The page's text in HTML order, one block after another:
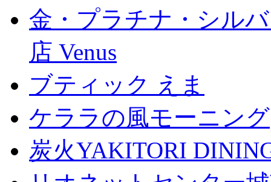
金・プラチナ・シル
店 Venus
ブティック えま
ケララの風モーニング
炭火YAKITORI